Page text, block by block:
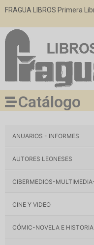
FRAGUA LIBROS Primera
Catálogo
ANUARIOS - INFORMES
AUTORES LEONESES
CIBERMEDIOS-
CINE Y VIDEO
CÓMIC-NOVELA E